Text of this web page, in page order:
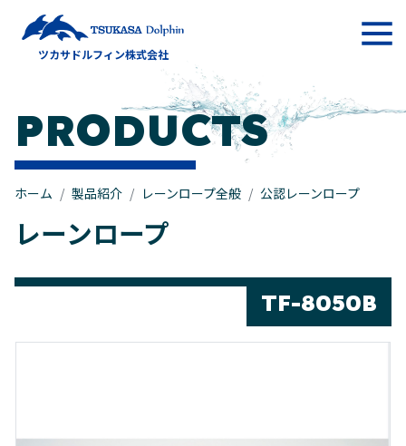
メインナビゲーション
ツカサドルフィン株式会社
PRODUCTS
ホーム 製品紹介 レーンロープ全般 公認レーンロープ
レーンロープ
TF-8050B